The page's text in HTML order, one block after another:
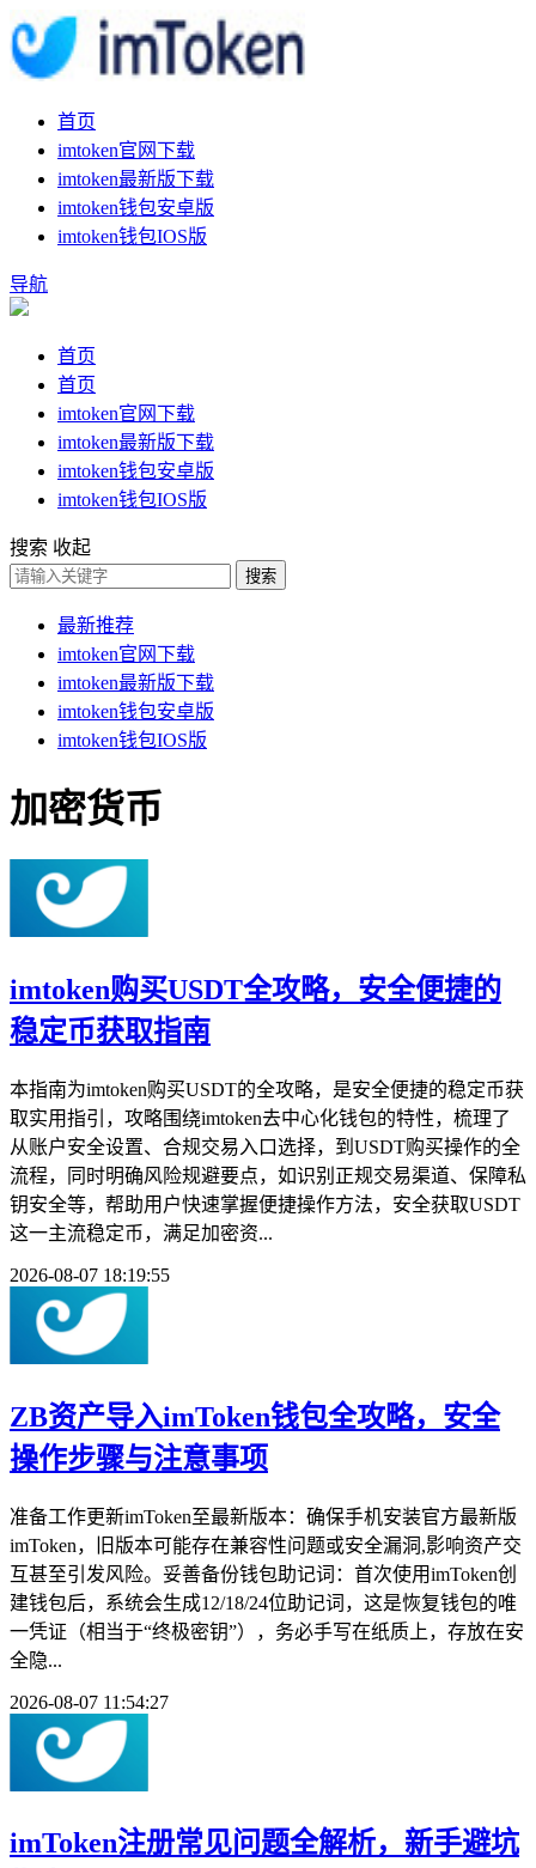
首页
imtoken官网下载
imtoken最新版下载
imtoken钱包安卓版
imtoken钱包IOS版
导航
首页
首页
imtoken官网下载
imtoken最新版下载
imtoken钱包安卓版
imtoken钱包IOS版
搜索 收起
搜索
最新推荐
imtoken官网下载
imtoken最新版下载
imtoken钱包安卓版
imtoken钱包IOS版
加密货币
imtoken购买USDT全攻略，安全便捷的
稳定币获取指南
本指南为imtoken购买USDT的全攻略，是安全便捷的稳定币获
取实用指引，攻略围绕imtoken去中心化钱包的特性，梳理了
从账户安全设置、合规交易入口选择，到USDT购买操作的全
流程，同时明确风险规避要点，如识别正规交易渠道、保障私
钥安全等，帮助用户快速掌握便捷操作方法，安全获取USDT
这一主流稳定币，满足加密资...
2026-08-07 18:19:55
ZB资产导入imToken钱包全攻略，安全
操作步骤与注意事项
准备工作更新imToken至最新版本：确保手机安装官方最新版
imToken，旧版本可能存在兼容性问题或安全漏洞,影响资产交
互甚至引发风险。妥善备份钱包助记词：首次使用imToken创
建钱包后，系统会生成12/18/24位助记词，这是恢复钱包的唯
一凭证（相当于“终极密钥”），务必手写在纸质上，存放在安
全隐...
2026-08-07 11:54:27
imToken注册常见问题全解析，新手避坑